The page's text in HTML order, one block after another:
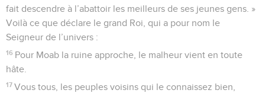
fait descendre à l’abattoir les meilleurs de ses jeunes gens. »
Voilà ce que déclare le grand Roi, qui a pour nom le
Seigneur de l’univers :
16 Pour Moab la ruine approche, le malheur vient en toute
hâte.
17 Vous tous, les peuples voisins qui le connaissez bien,